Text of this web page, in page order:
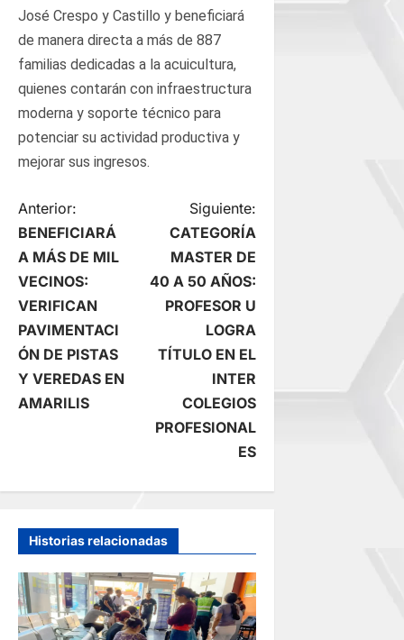
José Crespo y Castillo y beneficiará
de manera directa a más de 887
familias dedicadas a la acuicultura,
quienes contarán con infraestructura
moderna y soporte técnico para
potenciar su actividad productiva y
mejorar sus ingresos.
N
a
v
e
g
a
i
ó
n
d
Anterior:
BENEFICIARÁ
A MÁS DE MIL
VECINOS:
VERIFICAN
PAVIMENTACI
ÓN DE PISTAS
Y VEREDAS EN
AMARILIS
Siguiente:
CATEGORÍA
MASTER DE
40 A 50 AÑOS:
PROFESOR U
LOGRA
TÍTULO EN EL
INTER
COLEGIOS
PROFESIONAL
ES
Historias relacionadas